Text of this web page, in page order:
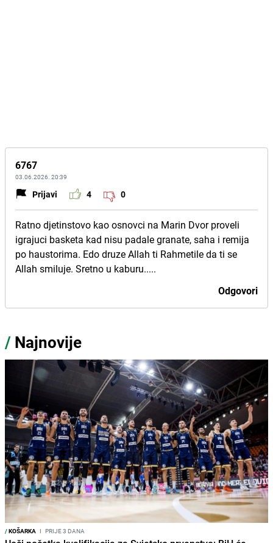
6767
03.06.2026. 20:39
Prijavi 4 0
Ratno djetinstovo kao osnovci na Marin Dvor proveli
igrajuci basketa kad nisu padale granate, saha i remija
po haustorima. Edo druze Allah ti Rahmetile da ti se
Allah smiluje. Sretno u kaburu.....
Odgovori
/ Najnovije
/KOŠARKA I PRIJE 3 DANA